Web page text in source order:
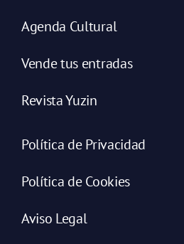
Agenda Cultural
Vende tus entradas
Revista Yuzin
Política de Privacidad
Política de Cookies
Aviso Legal